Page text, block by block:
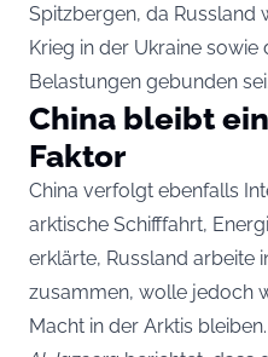
Spitzbergen, da Russland
Krieg in der Ukraine
Belastungen gebunden sei.
China bleibt
Faktor
China verfolgt ebenfalls
arktische Schifffahrt,
erklärte, Russland arbeite
zusammen, wolle jedoch
Macht in der Arktis bleiben.